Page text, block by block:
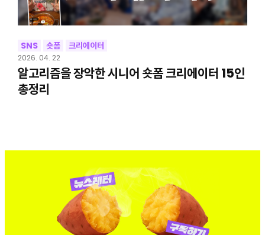
SNS 숏폼 크리에이터
2026. 04. 22
알고리즘을 장악한 시니어 숏폼 크리에이터 15인
총정리